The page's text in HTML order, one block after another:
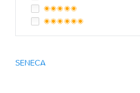
*****
******
SENECA